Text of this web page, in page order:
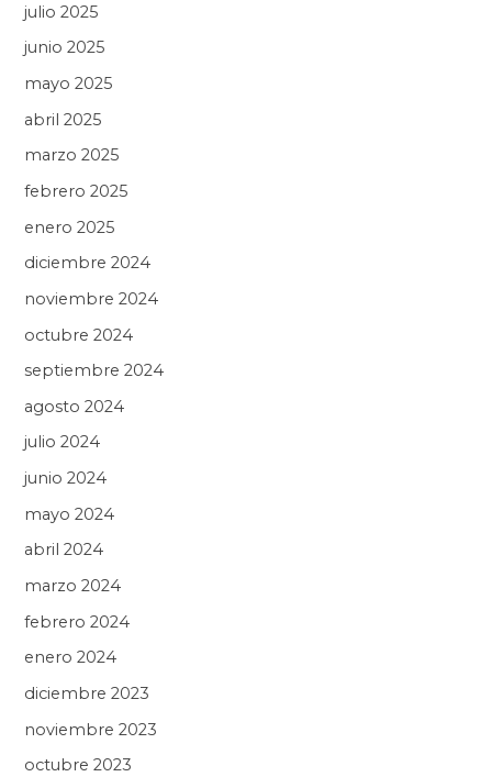
julio 2025
junio 2025
mayo 2025
abril 2025
marzo 2025
febrero 2025
enero 2025
diciembre 2024
noviembre 2024
octubre 2024
septiembre 2024
agosto 2024
julio 2024
junio 2024
mayo 2024
abril 2024
marzo 2024
febrero 2024
enero 2024
diciembre 2023
noviembre 2023
octubre 2023